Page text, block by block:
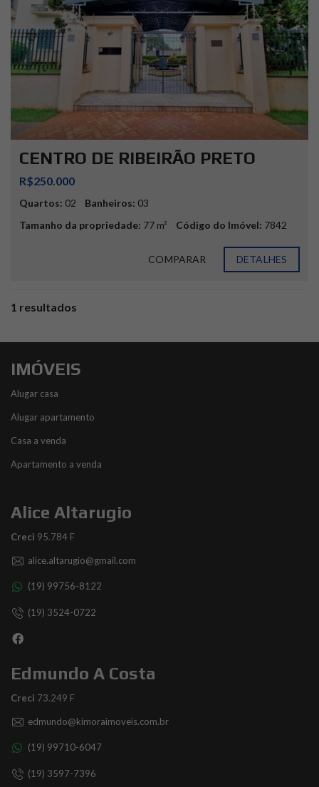
CENTRO DE RIBEIRÃO PRETO
R$250.000
Quartos: 02 Banheiros: 03
Tamanho da propriedade: 77 m² Código do Imóvel: 7842
COMPARAR DETALHES
1 resultados
IMÓVEIS
Alugar casa
Alugar apartamento
Casa a venda
Apartamento a venda
Alice Altarugio
Creci 95.784 F
alice.altarugio@gmail.com
(19) 99756-8122
(19) 3524-0722
Edmundo A Costa
Creci 73.249 F
edmundo@kimoraimoveis.com.br
(19) 99710-6047
(19) 3597-7396